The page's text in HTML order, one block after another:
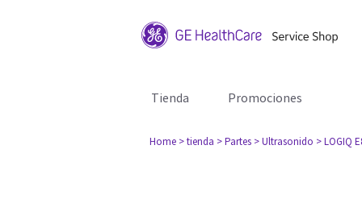
Tienda Promociones
Home > tienda > Partes > Ultrasonido > LOGIQ